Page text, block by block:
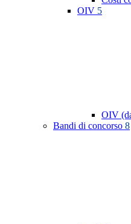
OIV 5
OIV
Bandi di concorso 8